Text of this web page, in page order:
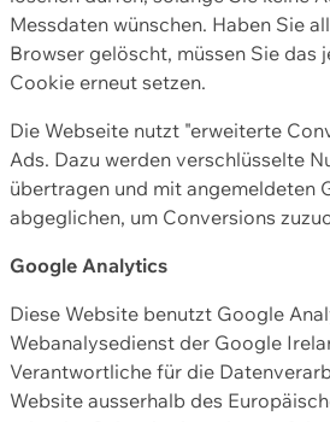
Messdaten wünschen. Haben Sie
Browser gelöscht, müssen Sie das
Cookie erneut setzen.
Die Webseite nutzt "erweiterte
Ads. Dazu werden verschlüsselte
übertragen und mit angemeldeten
abgeglichen, um Conversions
Google Analytics
Diese Website benutzt Google
Webanalysedienst der Google
Verantwortliche für die
Website ausserhalb des